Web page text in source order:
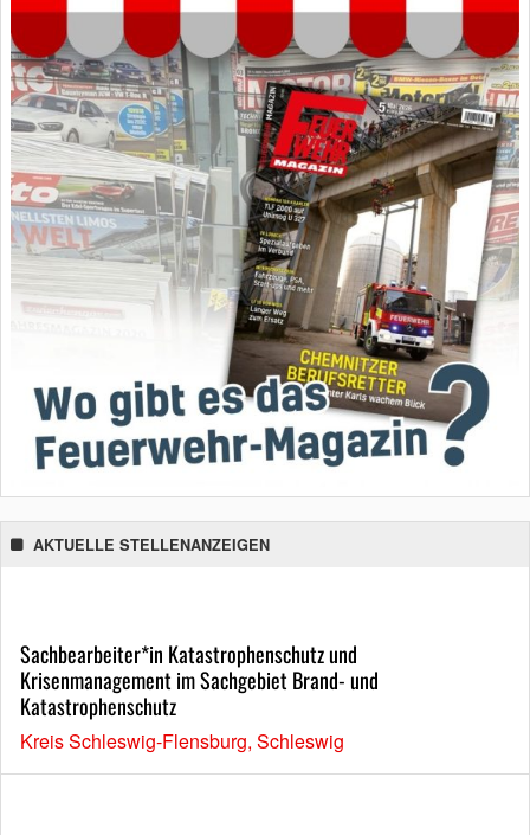
AKTUELLE STELLENANZEIGEN
Sachbearbeiter*in Katastrophenschutz und
Krisenmanagement im Sachgebiet Brand- und
Katastrophenschutz
Kreis Schleswig-Flensburg, Schleswig